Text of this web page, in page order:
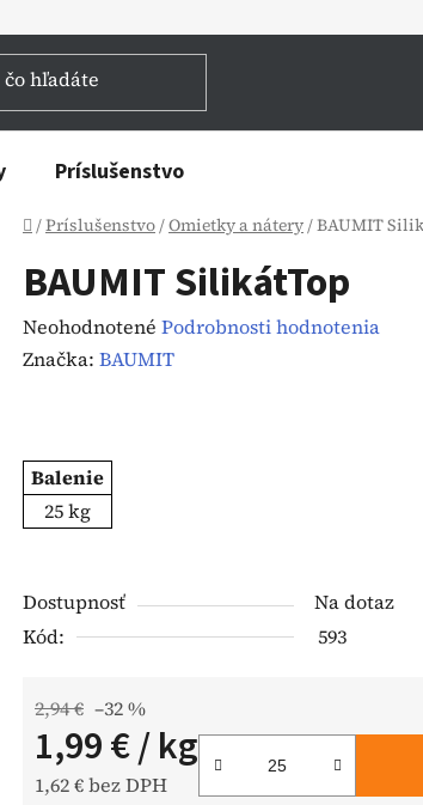
Príslušenstvo
Domov
/Príslušenstvo/Omietky a nátery/BAUMIT
BAUMIT SilikátTop
Priemerné
hodnotenie
0,0
Neohodnotené Podrobnosti hodnotenia
Značka: BAUMIT
Balenie
25 kg
Dostupnosť
Na dotaz
Kód:
593
2,94 € –32 %
1,99 €/ kg
1,62 € bez DPH